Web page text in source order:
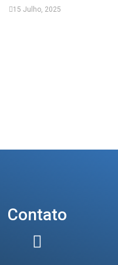
15 Julho, 2025
Contato